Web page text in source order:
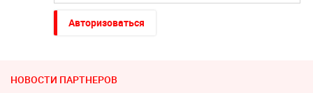
Авторизоваться
НОВОСТИ ПАРТНЕРОВ